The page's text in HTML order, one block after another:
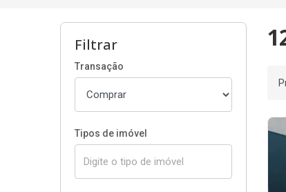
Filtrar
Transação
Tipos de imóvel